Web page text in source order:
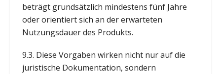
beträgt grundsätzlich mindestens fünf Jahre
oder orientiert sich an der erwarteten
Nutzungsdauer des Produkts.
9.3. Diese Vorgaben wirken nicht nur auf die
juristische Dokumentation, sondern